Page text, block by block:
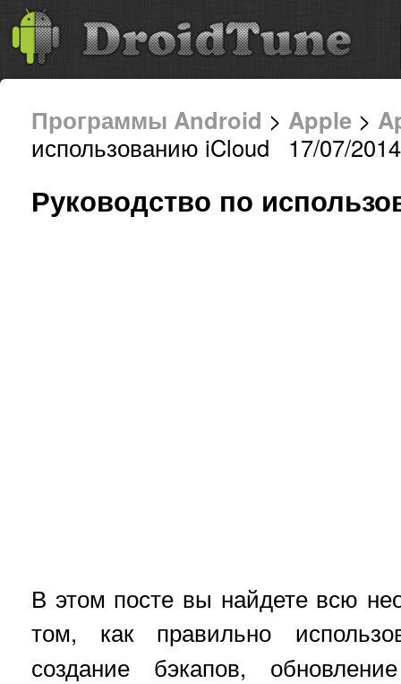
Программы Android > Apple >
использованию iCloud 17/07/
Руководство по
В этом посте вы найдете всю
том, как правильно
создание бэкапов,